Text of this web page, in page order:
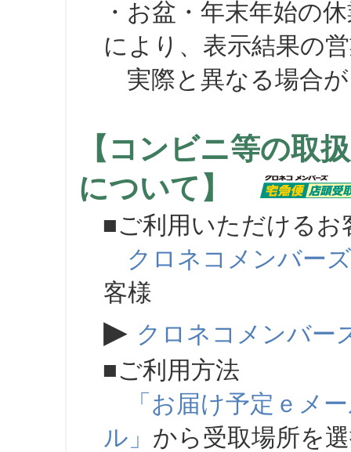
・お盆・年末年始の
により、表示結果の
実際と異なる場合が
【コンビニ等の取
について】
■ご利用いただけるお
クロネコメンバーズ
客様
▶ クロネコメンバー
■ご利用方法
「お届け予定ｅメ
ル」 から受取場所を